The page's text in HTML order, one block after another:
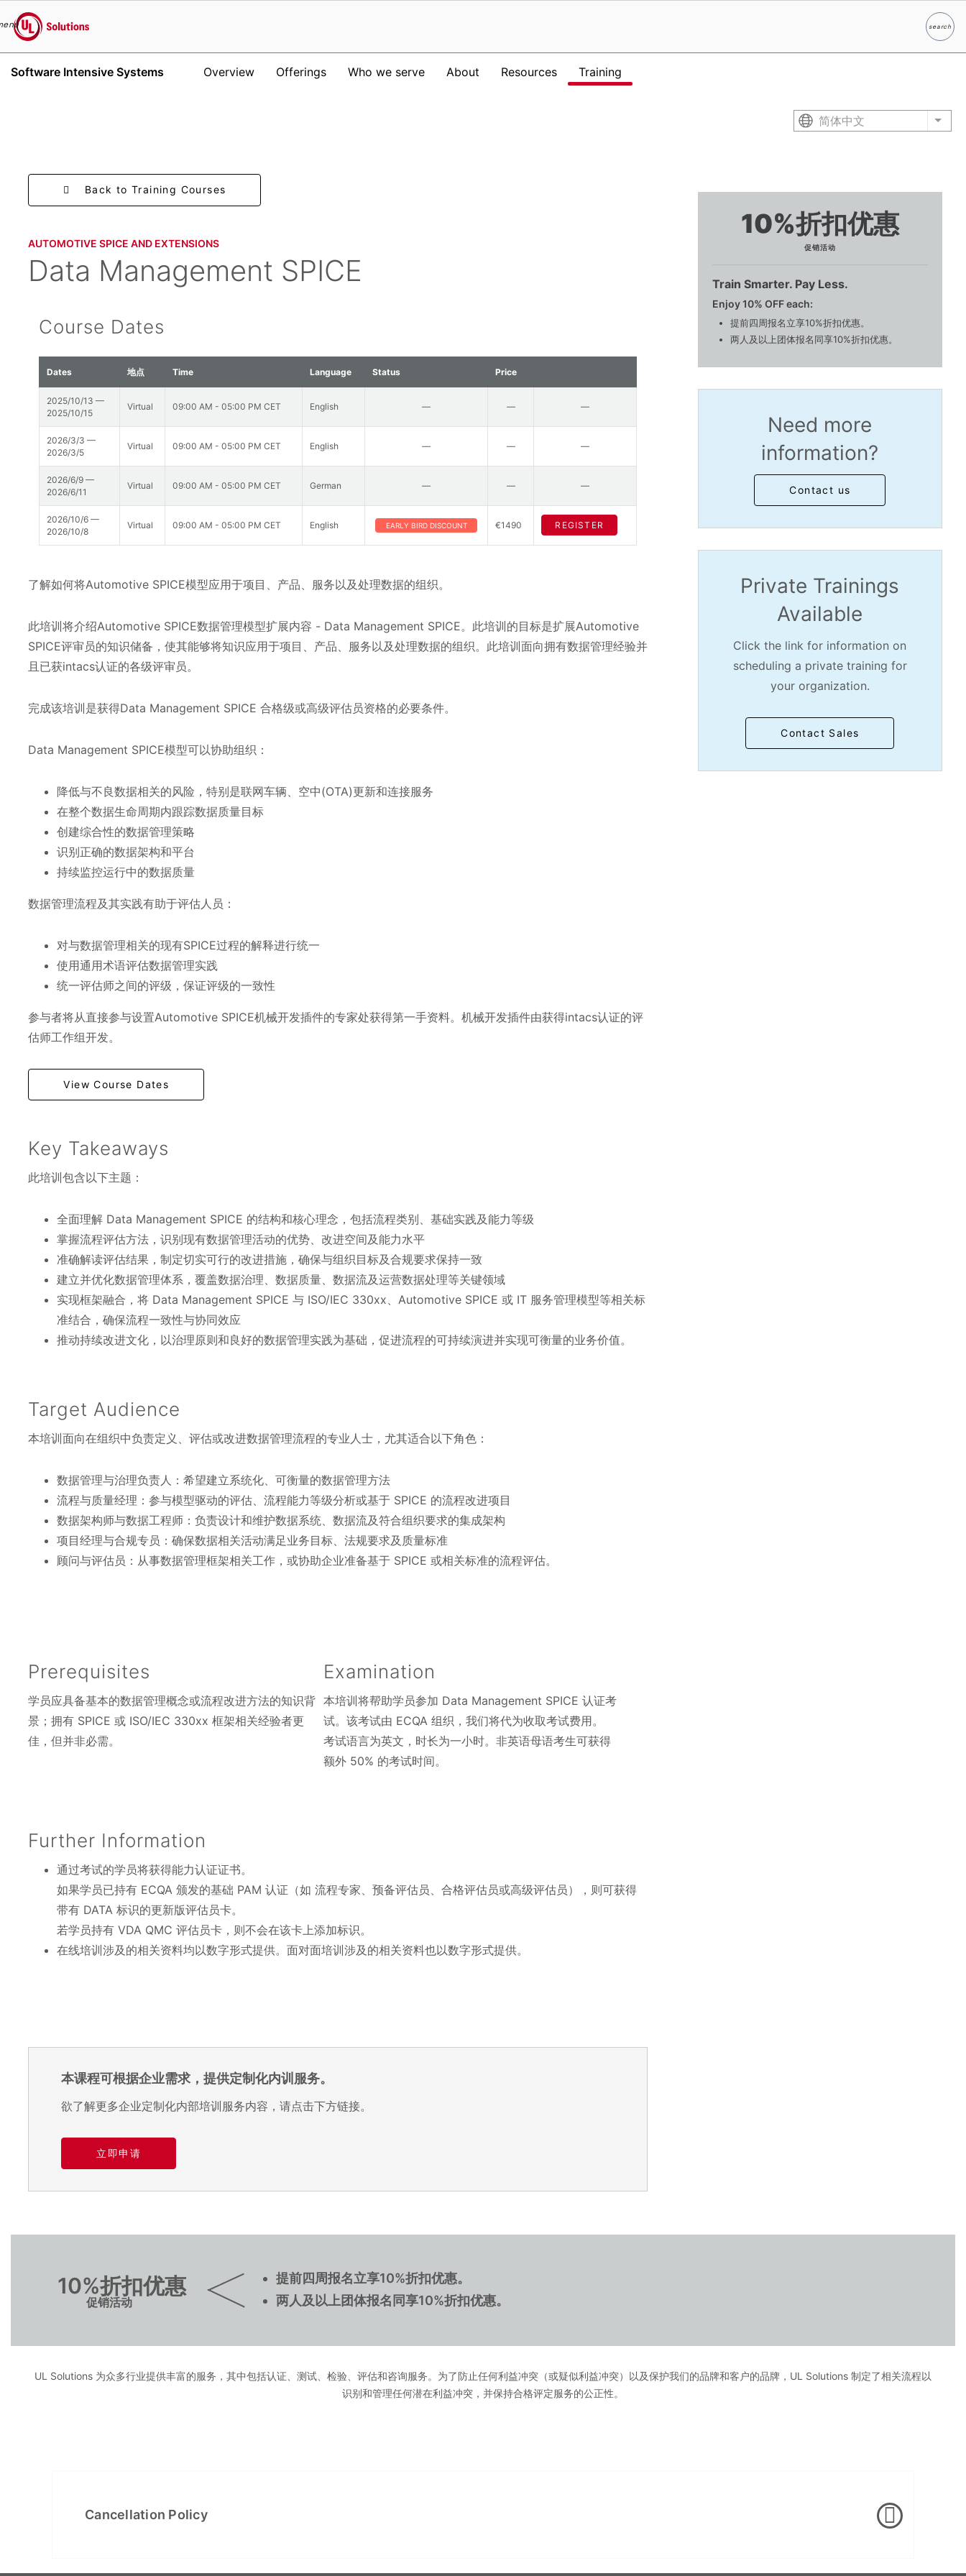
UL Solutions
searchSearch
Software Intensive Systems Overview Offerings Who we serve About Resources Training
简体中文 List
10%折扣优惠
促销活动
Train Smarter. Pay Less.
Enjoy 10% OFF each:
提前四周报名立享10%折扣优惠。
两人及以上团体报名同享10%折扣优惠。
Back to Training Courses
AUTOMOTIVE SPICE AND EXTENSIONS
Data Management SPICE
Course Dates
Dates 地点 Time Language Status Price
2025/10/13 —
2025/10/15
Virtual 09:00 AM - 05:00 PM CET English — — —
2026/3/3 —
2026/3/5
Virtual 09:00 AM - 05:00 PM CET English — — —
2026/6/9 —
2026/6/11
Virtual 09:00 AM - 05:00 PM CET German — — —
2026/10/6 —
2026/10/8
Virtual 09:00 AM - 05:00 PM CET English EARLY BIRD DISCOUNT €1490 REGISTER
了解如何将Automotive SPICE模型应用于项目、产品、服务以及处理数据的组织。
此培训将介绍Automotive SPICE数据管理模型扩展内容 - Data Management SPICE。此培训的目标是扩展Automotive
SPICE评审员的知识储备，使其能够将知识应用于项目、产品、服务以及处理数据的组织。此培训面向拥有数据管理经验并
且已获intacs认证的各级评审员。
完成该培训是获得Data Management SPICE 合格级或高级评估员资格的必要条件。
Data Management SPICE模型可以协助组织：
降低与不良数据相关的风险，特别是联网车辆、空中(OTA)更新和连接服务
在整个数据生命周期内跟踪数据质量目标
创建综合性的数据管理策略
识别正确的数据架构和平台
持续监控运行中的数据质量
数据管理流程及其实践有助于评估人员：
对与数据管理相关的现有SPICE过程的解释进行统一
使用通用术语评估数据管理实践
统一评估师之间的评级，保证评级的一致性
参与者将从直接参与设置Automotive SPICE机械开发插件的专家处获得第一手资料。机械开发插件由获得intacs认证的评
估师工作组开发。
View Course Dates
Key Takeaways
此培训包含以下主题：
全面理解 Data Management SPICE 的结构和核心理念，包括流程类别、基础实践及能力等级
掌握流程评估方法，识别现有数据管理活动的优势、改进空间及能力水平
准确解读评估结果，制定切实可行的改进措施，确保与组织目标及合规要求保持一致
建立并优化数据管理体系，覆盖数据治理、数据质量、数据流及运营数据处理等关键领域
实现框架融合，将 Data Management SPICE 与 ISO/IEC 330xx、Automotive SPICE 或 IT 服务管理模型等相关标
准结合，确保流程一致性与协同效应
推动持续改进文化，以治理原则和良好的数据管理实践为基础，促进流程的可持续演进并实现可衡量的业务价值。
Target Audience
本培训面向在组织中负责定义、评估或改进数据管理流程的专业人士，尤其适合以下角色：
数据管理与治理负责人：希望建立系统化、可衡量的数据管理方法
流程与质量经理：参与模型驱动的评估、流程能力等级分析或基于 SPICE 的流程改进项目
数据架构师与数据工程师：负责设计和维护数据系统、数据流及符合组织要求的集成架构
项目经理与合规专员：确保数据相关活动满足业务目标、法规要求及质量标准
顾问与评估员：从事数据管理框架相关工作，或协助企业准备基于 SPICE 或相关标准的流程评估。
Prerequisites
学员应具备基本的数据管理概念或流程改进方法的知识背
景；拥有 SPICE 或 ISO/IEC 330xx 框架相关经验者更
佳，但并非必需。
Examination
本培训将帮助学员参加 Data Management SPICE 认证考
试。该考试由 ECQA 组织，我们将代为收取考试费用。
考试语言为英文，时长为一小时。非英语母语考生可获得
额外 50% 的考试时间。
Further Information
通过考试的学员将获得能力认证证书。
如果学员已持有 ECQA 颁发的基础 PAM 认证（如 流程专家、预备评估员、合格评估员或高级评估员），则可获得
带有 DATA 标识的更新版评估员卡。
若学员持有 VDA QMC 评估员卡，则不会在该卡上添加标识。
在线培训涉及的相关资料均以数字形式提供。面对面培训涉及的相关资料也以数字形式提供。
本课程可根据企业需求，提供定制化内训服务。
欲了解更多企业定制化内部培训服务内容，请点击下方链接。
立即申请
Need more
information?
Contact us
Private Trainings
Available
Click the link for information on
scheduling a private training for
your organization.
Contact Sales
10%折扣优惠
促销活动
提前四周报名立享10%折扣优惠。
两人及以上团体报名同享10%折扣优惠。
UL Solutions 为众多行业提供丰富的服务，其中包括认证、测试、检验、评估和咨询服务。为了防止任何利益冲突（或疑似利益冲突）以及保护我们的品牌和客户的品牌，UL Solutions 制定了相关流程以
识别和管理任何潜在利益冲突，并保持合格评定服务的公正性。
Cancellation Policy